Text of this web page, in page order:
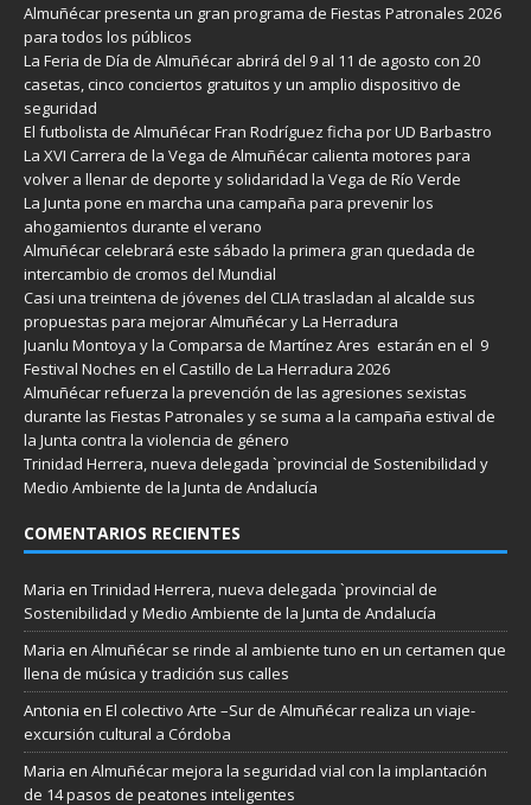
Almuñécar presenta un gran programa de Fiestas Patronales 2026
para todos los públicos
La Feria de Día de Almuñécar abrirá del 9 al 11 de agosto con 20
casetas, cinco conciertos gratuitos y un amplio dispositivo de
seguridad
El futbolista de Almuñécar Fran Rodríguez ficha por UD Barbastro
La XVI Carrera de la Vega de Almuñécar calienta motores para
volver a llenar de deporte y solidaridad la Vega de Río Verde
La Junta pone en marcha una campaña para prevenir los
ahogamientos durante el verano
Almuñécar celebrará este sábado la primera gran quedada de
intercambio de cromos del Mundial
Casi una treintena de jóvenes del CLIA trasladan al alcalde sus
propuestas para mejorar Almuñécar y La Herradura
Juanlu Montoya y la Comparsa de Martínez Ares estarán en el 9
Festival Noches en el Castillo de La Herradura 2026
Almuñécar refuerza la prevención de las agresiones sexistas
durante las Fiestas Patronales y se suma a la campaña estival de
la Junta contra la violencia de género
Trinidad Herrera, nueva delegada `provincial de Sostenibilidad y
Medio Ambiente de la Junta de Andalucía
COMENTARIOS RECIENTES
Maria en Trinidad Herrera, nueva delegada `provincial de
Sostenibilidad y Medio Ambiente de la Junta de Andalucía
Maria en Almuñécar se rinde al ambiente tuno en un certamen que
llena de música y tradición sus calles
Antonia en El colectivo Arte –Sur de Almuñécar realiza un viaje-
excursión cultural a Córdoba
Maria en Almuñécar mejora la seguridad vial con la implantación
de 14 pasos de peatones inteligentes